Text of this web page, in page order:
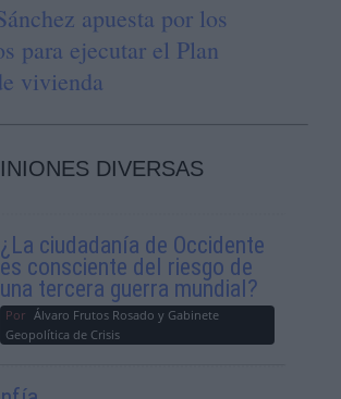
apuesta por los
para ejecutar el Plan
vivienda
DIVERSAS
¿La ciudadanía de Occidente
es consciente del riesgo de
una tercera guerra mundial?
Por Álvaro Frutos Rosado y Gabinete
Geopolítica de Crisis